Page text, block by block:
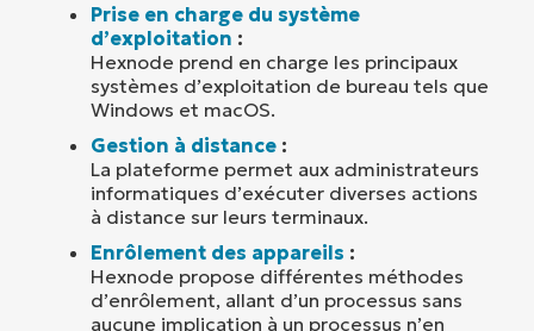
Prise en charge du système
d’exploitation :
Hexnode prend en charge les principaux
systèmes d’exploitation de bureau tels que
Windows et macOS.
Gestion à distance :
La plateforme permet aux administrateurs
informatiques d’exécuter diverses actions
à distance sur leurs terminaux.
Enrôlement des appareils :
Hexnode propose différentes méthodes
d’enrôlement, allant d’un processus sans
aucune implication à un processus n’en